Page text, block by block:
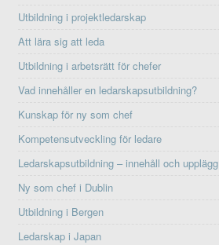
Utbildning i projektledarskap
Att lära sig att leda
Utbildning i arbetsrätt för chefer
Vad innehåller en ledarskapsutbildning?
Kunskap för ny som chef
Kompetensutveckling för ledare
Ledarskapsutbildning – innehåll och upplägg
Ny som chef i Dublin
Utbildning i Bergen
Ledarskap i Japan